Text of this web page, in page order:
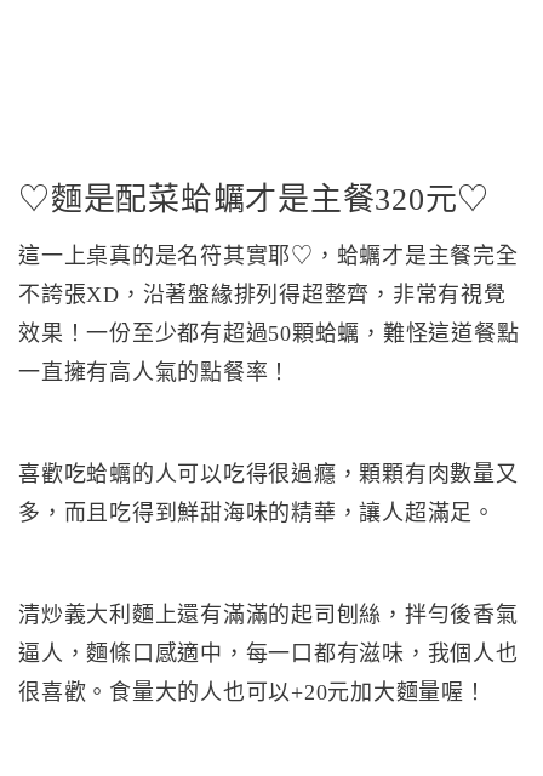
♡麵是配菜蛤蠣才是主餐320元♡
這一上桌真的是名符其實耶♡，蛤蠣才是主餐完全
不誇張XD，沿著盤緣排列得超整齊，非常有視覺
效果！一份至少都有超過50顆蛤蠣，難怪這道餐點
一直擁有高人氣的點餐率！
喜歡吃蛤蠣的人可以吃得很過癮，顆顆有肉數量又
多，而且吃得到鮮甜海味的精華，讓人超滿足。
清炒義大利麵上還有滿滿的起司刨絲，拌勻後香氣
逼人，麵條口感適中，每一口都有滋味，我個人也
很喜歡。食量大的人也可以+20元加大麵量喔！